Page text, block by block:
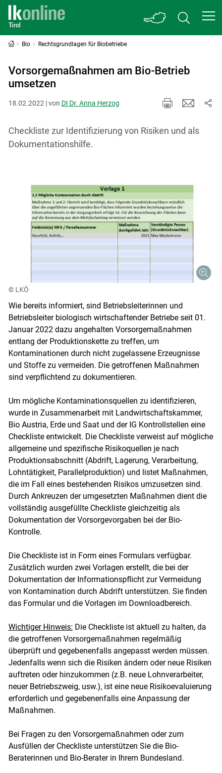
Skip to main content
Bio Rechtsgrundlagen für Biobetriebe
Vorsorgemaßnahmen am Bio-Betrieb
umsetzen
18.02.2022 | von DI Dr. Anna Herzog
Checkliste zur Identifizierung von Risiken und als
Dokumentationshilfe.
© LKÖ
Wie bereits informiert, sind Betriebsleiterinnen und
Betriebsleiter biologisch wirtschaftender Betriebe seit 01.
Januar 2022 dazu angehalten Vorsorgemaßnahmen
entlang der Produktionskette zu treffen, um
Kontaminationen durch nicht zugelassene Erzeugnisse
und Stoffe zu vermeiden. Die getroffenen Maßnahmen
sind verpflichtend zu dokumentieren.
Um mögliche Kontaminationsquellen zu identifizieren,
wurde in Zusammenarbeit mit Landwirtschaftskammer,
Bio Austria, Erde und Saat und der IG Kontrollstellen eine
Checkliste entwickelt. Die Checkliste verweist auf mögliche
allgemeine und spezifische Risikoquellen je nach
Produktionsabschnitt (Abdrift, Lagerung, Verarbeitung,
Lohntätigkeit, Parallelproduktion) und listet Maßnahmen,
die im Fall eines bestehenden Risikos umzusetzen sind.
Durch Ankreuzen der umgesetzten Maßnahmen dient die
vollständig ausgefüllte Checkliste gleichzeitig als
Dokumentation der Vorsorgevorgaben bei der Bio-
Kontrolle.
Die Checkliste ist in Form eines Formulars verfügbar.
Zusätzlich wurden zwei Vorlagen erstellt, die bei der
Dokumentation der Informationspflicht zur Vermeidung
von Kontamination durch Abdrift unterstützen. Sie finden
das Formular und die Vorlagen im Downloadbereich.
Wichtiger Hinweis: Die Checkliste ist aktuell zu halten, da
die getroffenen Vorsorgemaßnahmen regelmäßig
überprüft und gegebenenfalls angepasst werden müssen.
Jedenfalls wenn sich die Risiken ändern oder neue Risiken
auftreten oder hinzukommen (z.B. neue Lohnverarbeiter,
neuer Betriebszweig, usw.), ist eine neue Risikoevaluierung
erforderlich und gegebenenfalls eine Anpassung der
Maßnahmen.
Bei Fragen zu den Vorsorgemaßnahmen oder zum
Ausfüllen der Checkliste unterstützen Sie die Bio-
Beraterinnen und Bio-Berater in Ihrem Bundesland.